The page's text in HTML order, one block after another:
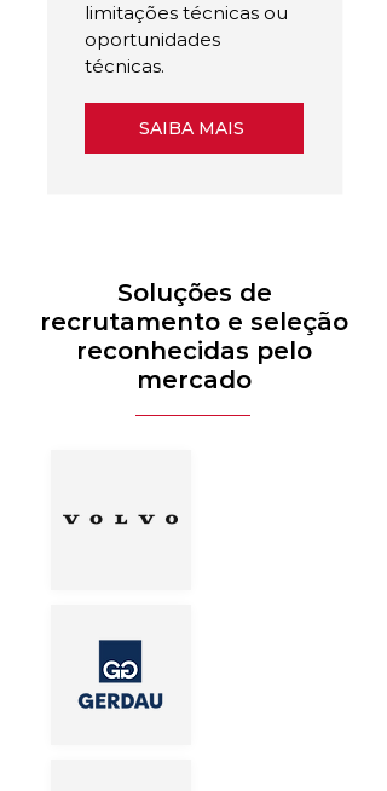
limitações técnicas ou
oportunidades
técnicas.
SAIBA MAIS
Soluções de
recrutamento e seleção
reconhecidas pelo
mercado